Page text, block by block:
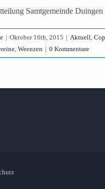
Samtgemeinde Duingen
| Oktober 16th, 2015 | Aktuell,
, Weenzen | 0 Kommentare